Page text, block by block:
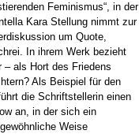
Feminismus“, in der
Kara Stellung nimmt zur
um Quote,
In ihrem Werk bezieht
als Hort des Friedens
Als Beispiel für den
die Schriftstellerin einen
an, in der sich ein
Weise